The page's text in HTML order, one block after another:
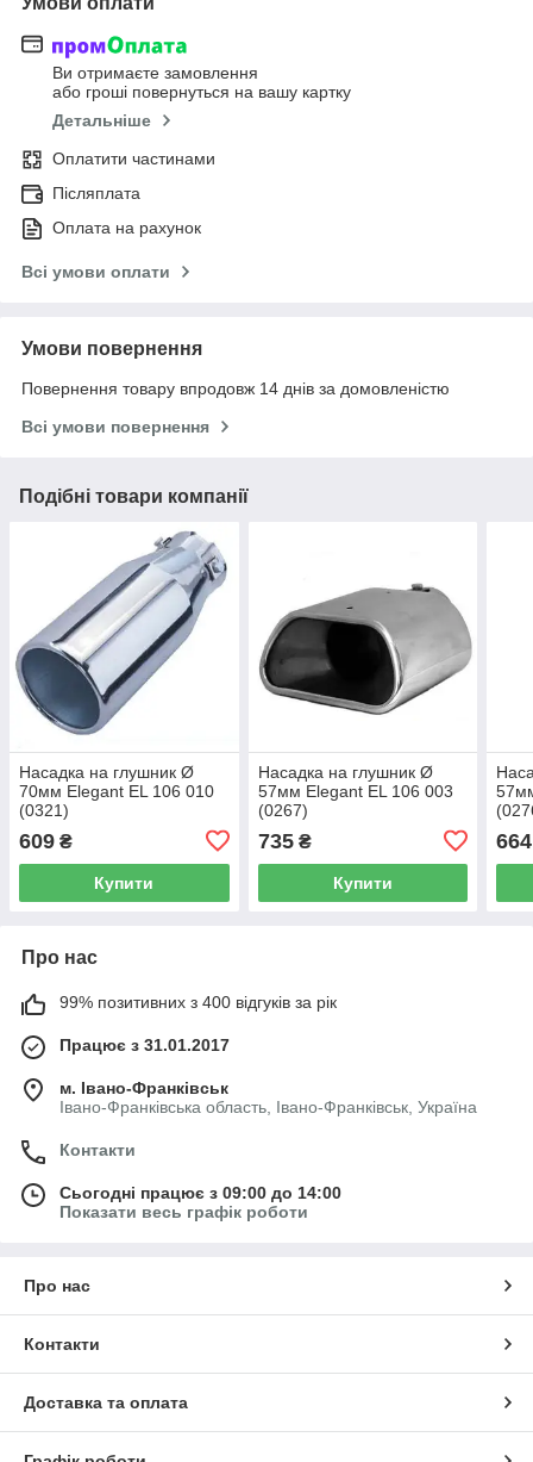
Ви отримаєте замовлення
або гроші повернуться на вашу картку
Детальніше
Оплатити частинами
Післяплата
Оплата на рахунок
Всі умови оплати
Умови повернення
Повернення товару впродовж 14 днів за домовленістю
Всі умови повернення
Подібні товари компанії
Насадка на глушник Ø
70мм Elegant EL 106 010
(0321)
609 ₴
Купити
Насадка на глушник Ø
57мм Elegant EL 106 003
(0267)
735₴
Купити
664
Про нас
99% позитивних з 400 відгуків за рік
Працює з 31.01.2017
м. Івано-Франківськ
Івано-Франківська область, Івано-Франківськ, Україна
Контакти
Сьогодні працює з 09:00 до 14:00
Показати весь графік роботи
Про нас
Контакти
Доставка та оплата